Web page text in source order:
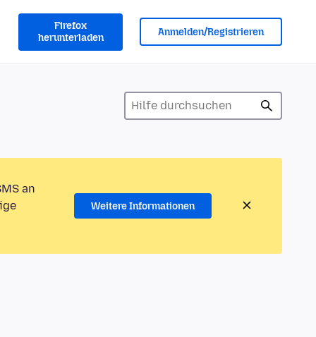
Firefox
herunterladen
Anmelden/Registrieren
an
Weitere Informationen